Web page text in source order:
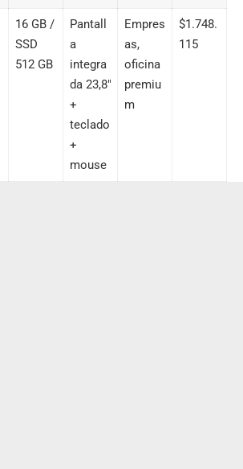
16 GB /
SSD
512 GB
Pantall
a
integra
da 23,8″
+
teclado
+
mouse
Empres
as,
oficina
premiu
m
$1.748.
115